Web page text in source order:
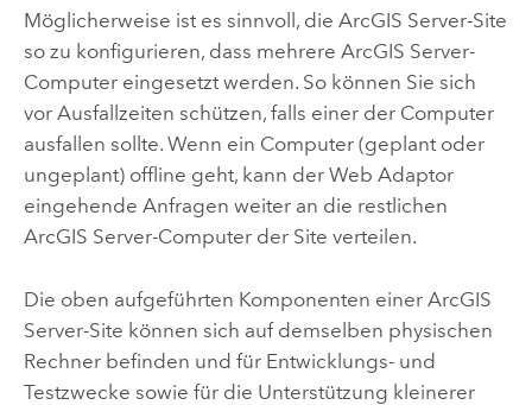
Möglicherweise ist es sinnvoll, die ArcGIS Server-Site
so zu konfigurieren, dass mehrere ArcGIS Server-
Computer eingesetzt werden. So können Sie sich
vor Ausfallzeiten schützen, falls einer der Computer
ausfallen sollte. Wenn ein Computer (geplant oder
ungeplant) offline geht, kann der Web Adaptor
eingehende Anfragen weiter an die restlichen
ArcGIS Server-Computer der Site verteilen.
Die oben aufgeführten Komponenten einer ArcGIS
Server-Site können sich auf demselben physischen
Rechner befinden und für Entwicklungs- und
Testzwecke sowie für die Unterstützung kleinerer